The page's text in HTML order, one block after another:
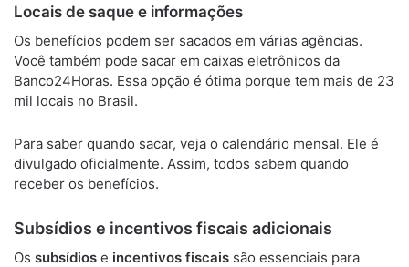
Locais de saque e informações
Os benefícios podem ser sacados em várias agências.
Você também pode sacar em caixas eletrônicos da
Banco24Horas. Essa opção é ótima porque tem mais de 23
mil locais no Brasil.
Para saber quando sacar, veja o calendário mensal. Ele é
divulgado oficialmente. Assim, todos sabem quando
receber os benefícios.
Subsídios e incentivos fiscais adicionais
Os subsídios e incentivos fiscais são essenciais para